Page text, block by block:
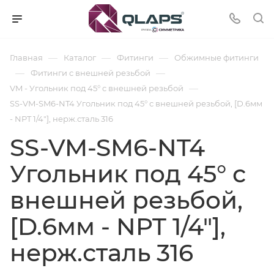
Главная — Каталог — Фитинги — Обжимные фитинги
— Фитинги с внешней резьбой —
VM - Угольник под 45° с внешней резьбой —
SS-VM-SM6-NT4 Угольник под 45° с внешней резьбой, [D.6мм
- NPT 1/4"], нерж.сталь 316
SS-VM-SM6-NT4
Угольник под 45° с
внешней резьбой,
[D.6мм - NPT 1/4"],
нерж.сталь 316